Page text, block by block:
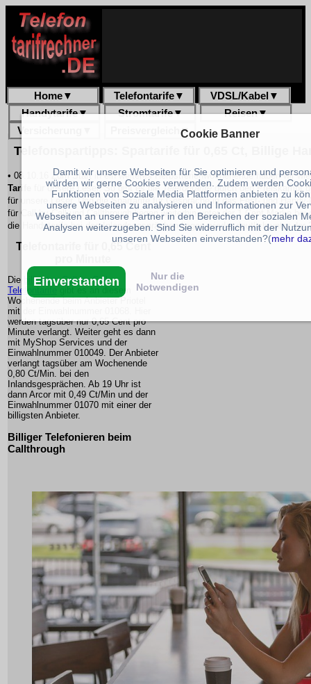
Home▼ Telefontarife▼ VDSL/Kabel ▼
Handytarife▼ Stromtarife▼ Reisen▼
Versicherung
▼
Telefonspartipps: Spartarife für 0,65 Ct, Billige
• 08.10.16 Zum Start in ein weiteres Herbstferienwochenende haben wir
Tarife
für unsere Leser. So gibt es die Telefontarifedurch den Preiskampf
für unsere Leser. Und die Spartarife für Gespräche in das Fest- und
für Call-by-Call und Callthrough liegen weiterhin unter der 1 Cent Marke bei
die Handytarife bei den Inlandsgesprächen liegen wieder deutlich unter der
Telefontarife für 0,65 Cent
Die
billigsten Call by Call
Telefontarife
gibt es an diesem
Wochenende beim Anbieter Priotel
mit der Einwahlnummer 01068. Hier
werden tagsüber nur 0,65 Cent pro
Minute verlangt. Weiter geht es dann
mit MyShop Services und der
Einwahlnummer 010049. Der Anbieter
verlangt tagsüber am Wochenende
0,80 Ct/Min. bei den
Inlandsgesprächen. Ab 19 Uhr ist
dann Arcor mit 0,49 Ct/Min und der
Einwahlnummer 01070 mit einer der
billigsten Anbieter.
Billiger Telefonieren beim
Callthrough
Cookie Banner
Damit wir unsere Webseiten für Sie optimieren und
würden wir gerne Cookies verwenden. Zudem werden
Funktionen von Soziale Media Plattformen anbieten zu
unsere Webseiten zu analysieren und Informationen zur
Webseiten an unsere Partner in den Bereichen der sozialen
Analysen weiterzugeben. Sind Sie widerruflich mit der
unseren Webseiten einverstanden?(mehr
Einverstanden
Nur die
Notwendigen